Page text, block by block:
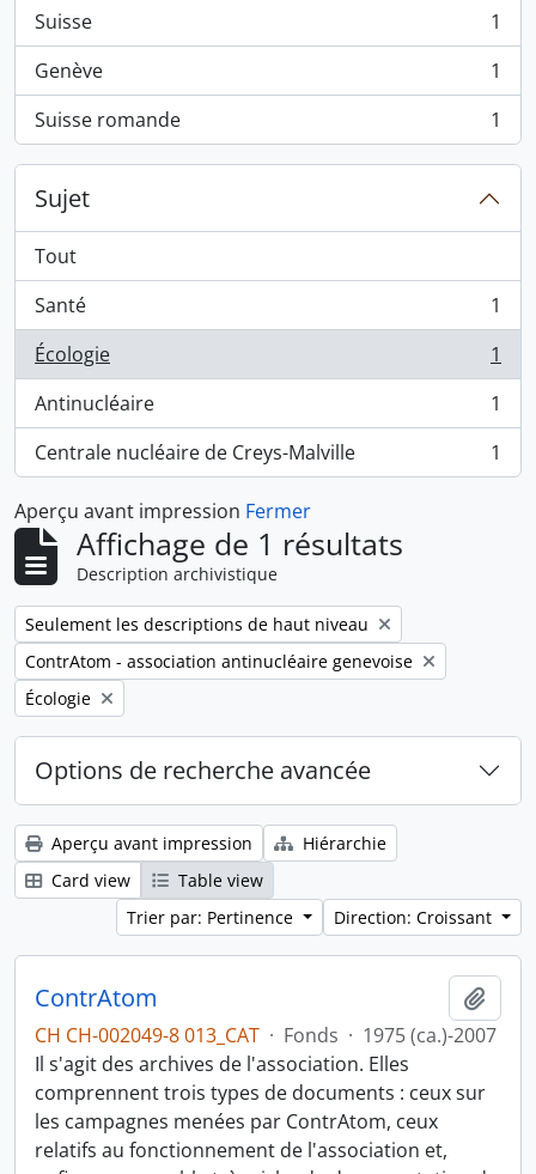
Suisse
, 1 résultats
1
Genève
, 1 résultats
1
Suisse romande
, 1 résultats 1
Sujet
Tout
Santé
, 1 résultats
1
Écologie
, 1 résultats
1
Antinucléaire
, 1 résultats
1
Centrale nucléaire de Creys-Malville
, 1 résultats 1
Aperçu avant impression Fermer
Affichage de 1 résultats
Description archivistique
Remove filter:
Seulement les descriptions de haut niveau
Remove filter:
ContrAtom - association antinucléaire genevoise
Remove filter:
Écologie
Options de recherche avancée
Aperçu avant impression
Hiérarchie
Card view
Table view
Trier par: Pertinence
Direction: Croissant
ContrAtom
CH CH-002049-8 013_CAT · Fonds · 1975 (ca.)-2007
Il s'agit des archives de l'association. Elles
comprennent trois types de documents : ceux sur
les campagnes menées par ContrAtom, ceux
relatifs au fonctionnement de l'association et,